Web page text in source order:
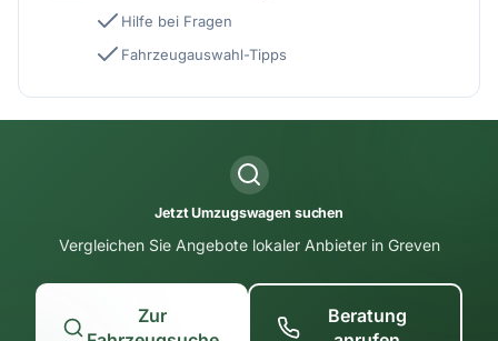
Hilfe bei Fragen
Fahrzeugauswahl-Tipps
Jetzt Umzugswagen suchen
Vergleichen Sie Angebote lokaler Anbieter in Greven
Zur
Beratung